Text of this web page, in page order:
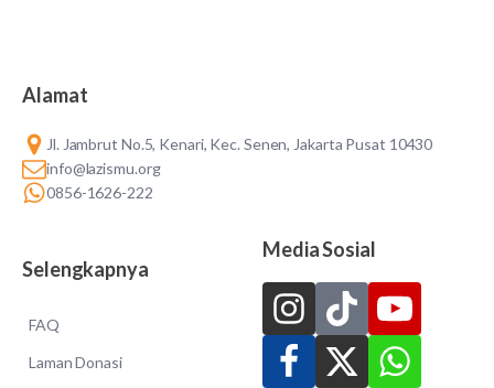
Alamat
Jl. Jambrut No.5, Kenari, Kec. Senen, Jakarta Pusat 10430
info@lazismu.org
0856-1626-222
Selengkapnya
FAQ
Laman Donasi
Media Sosial